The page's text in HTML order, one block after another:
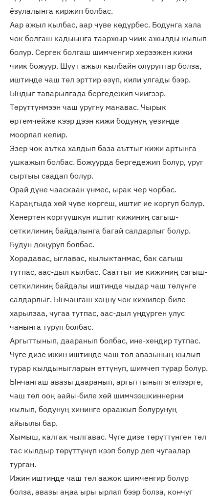
ёзулалынга киржип болбас.
Аар ажыл кылбас, аар чүве көдүрбес. Бодунга хала
чок болгаш кадыынга тааржыр чиик ажылды кылып
болур. Сергек болгаш шимченгир херээжен кижи
чиик божуур. Шуут ажыл кылбайн олуруптар болза,
иштинде чаш төл эрттир өзүп, кили улгады бээр.
Ындыг таварылгада бергедежип чиигээр.
Төрүттүнмээн чаш уругну манавас. Чырык
өртемчейже кээр дээн кижи бодунуң үезинде
моорлап келир.
Эзер чок аътка халдып база аъттыг кижи артынга
ушкажып болбас. Божуурда бергедежип болур, уруг
сыртыы саадап болур.
Орай дүне чааскаан үнмес, ырак чер чорбас.
Караңгыда хөй чүве көргеш, иштиг ие коргуп болур.
Хенертен коргуушкун иштиг кижиниң сагыш-
сеткилиниң байдалынга багай салдарлыг болур.
Будун доңуруп болбас.
Хорадавас, ыглавас, кылыктанмас, бак сагыш
тутпас, аас-дыл кылбас. Сааттыг ие кижиниң сагыш-
сеткилиниң байдалы иштинде чыдар чаш төлүнге
салдарлыг. Ынчангаш хөңнү чок кижилер-биле
харылзаа, чугаа тутпас, аас-дыл үндүрген улус
чанынга туруп болбас.
Аргыттынып, дааранып болбас, ине-хендир тутпас.
Чүге дизе ижин иштинде чаш төл авазының кылып
турар кылдыныгларын өттүнүп, шимчеп турар болур.
Ынчангаш авазы дааранып, аргыттынып эгелээрге,
чаш төл ооң аайы-биле хөй шимчээшкиннерни
кылып, бодунуң хининге ораажып болурунуң
айыылы бар.
Хымыш, калгак чылгавас. Чүге дизе төрүттүнген төл
тас кылдыр төрүттүнүп кээп болур деп чугаалар
турган.
Ижин иштинде чаш төл аажок шимченгир болур
болза, авазы аңаа ыры ырлап бээр болза, кончуг